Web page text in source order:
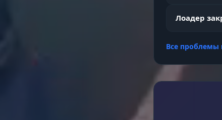
Лоадер
Все